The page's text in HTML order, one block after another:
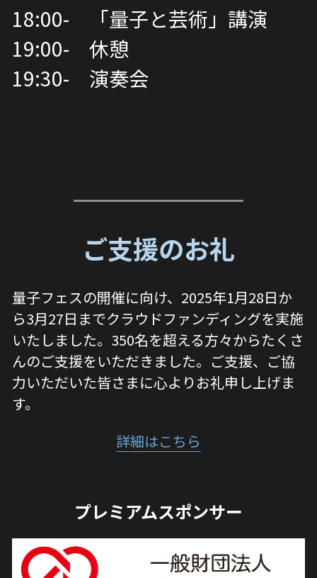
18:00-　「量子と芸術」講演
19:00-　休憩
19:30-　演奏会
ご支援のお礼
量子フェスの開催に向け、2025年1月28日か
ら3月27日までクラウドファンディングを実施
いたしました。350名を超える方々からたくさ
んのご支援をいただきました。ご支援、ご協
力いただいた皆さまに心よりお礼申し上げま
す。
詳細はこちら
プレミアムスポンサー